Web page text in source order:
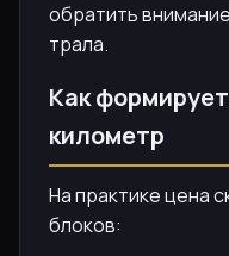
обратить
трала.
Как
километр
На практике цена
блоков: